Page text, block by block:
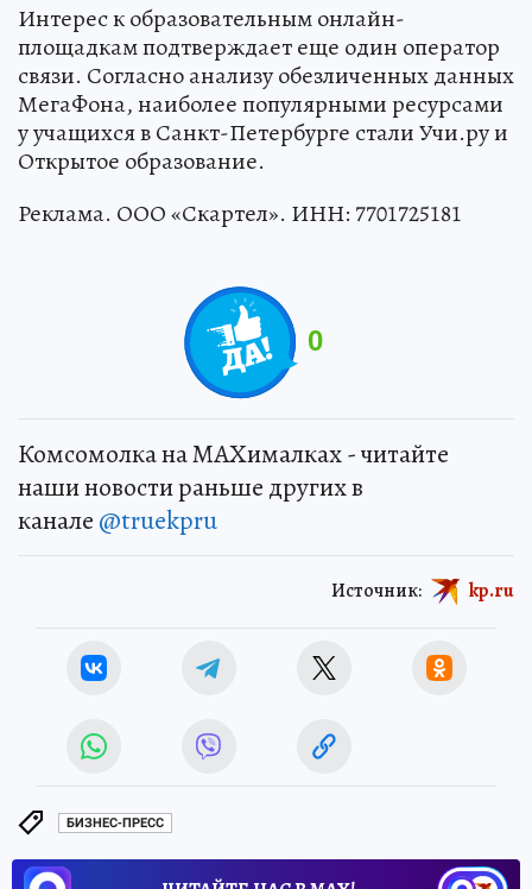
Интерес к образовательным онлайн-
площадкам подтверждает еще один оператор
связи. Согласно анализу обезличенных данных
МегаФона, наиболее популярными ресурсами
у учащихся в Санкт-Петербурге стали Учи.ру и
Открытое образование.
Реклама. ООО «Скартел». ИНН: 7701725181
0
Комсомолка на MAXималках - читайте
наши новости раньше других в
канале @truekpru
Источник: kp.ru
БИЗНЕС-ПРЕСС